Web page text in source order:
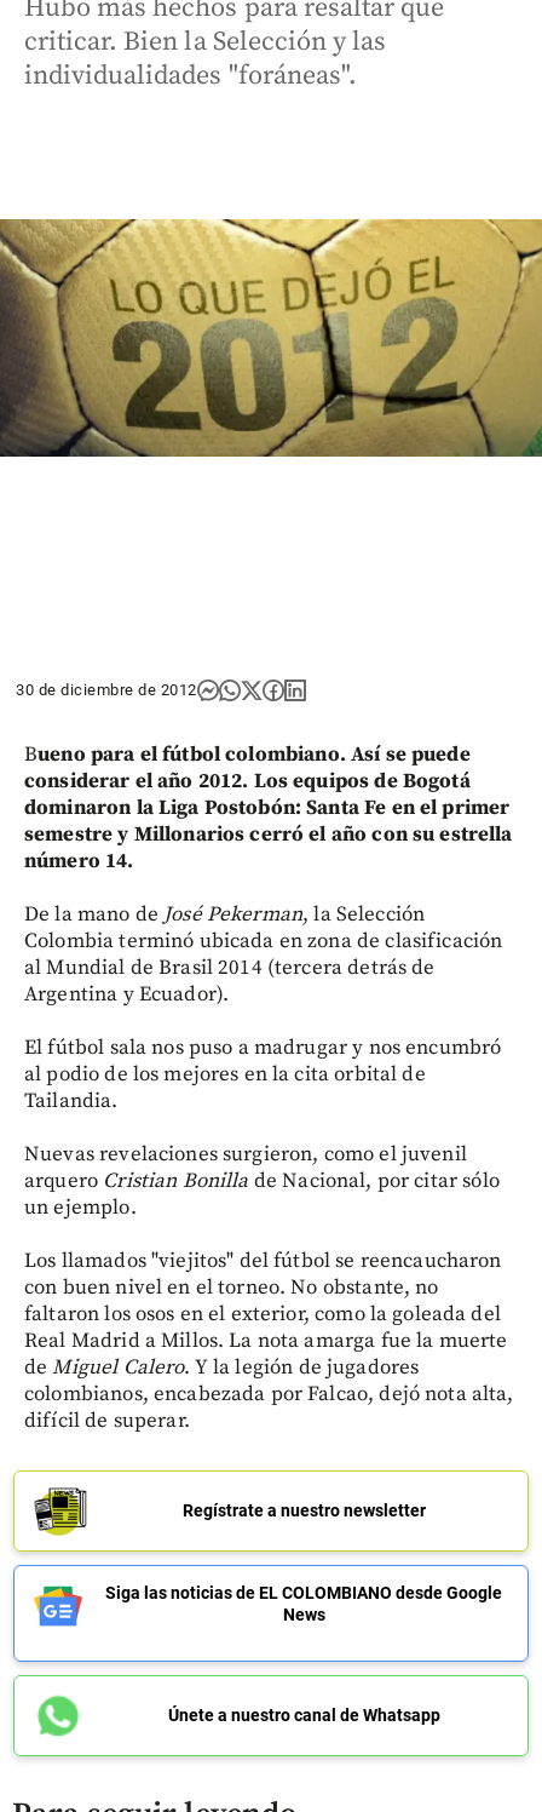
Hubo más hechos para resaltar que
criticar. Bien la Selección y las
individualidades "foráneas".
30 de diciembre de 2012
Bueno para el fútbol colombiano. Así se puede
considerar el año 2012. Los equipos de Bogotá
dominaron la Liga Postobón: Santa Fe en el primer
semestre y Millonarios cerró el año con su estrella
número 14.
De la mano de José Pekerman, la Selección
Colombia terminó ubicada en zona de clasificación
al Mundial de Brasil 2014 (tercera detrás de
Argentina y Ecuador).
El fútbol sala nos puso a madrugar y nos encumbró
al podio de los mejores en la cita orbital de
Tailandia.
Nuevas revelaciones surgieron, como el juvenil
arquero Cristian Bonilla de Nacional, por citar sólo
un ejemplo.
Los llamados "viejitos" del fútbol se reencaucharon
con buen nivel en el torneo. No obstante, no
faltaron los osos en el exterior, como la goleada del
Real Madrid a Millos. La nota amarga fue la muerte
deMiguel Calero. Y la legión de jugadores
colombianos, encabezada por Falcao, dejó nota alta,
difícil de superar.
Regístrate a nuestro newsletter
Siga las noticias de EL COLOMBIANO desde Google
News
Únete a nuestro canal de Whatsapp